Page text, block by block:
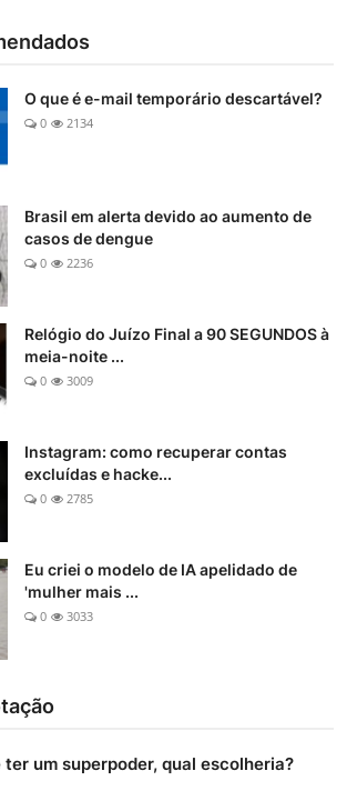
O que é e-mail temporário descartável?
0 2134
Brasil em alerta devido ao aumento de
casos de dengue
0 2236
Relógio do Juízo Final a 90 SEGUNDOS à
meia-noite ...
0 3009
Instagram: como recuperar contas
excluídas e hacke...
0 2785
Eu criei o modelo de IA apelidado de
'mulher mais ...
0 3033
um superpoder, qual escolheria?